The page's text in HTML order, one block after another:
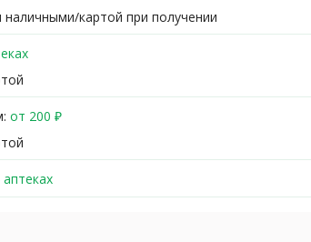
картой при получении
от 200 ₽
аптеках